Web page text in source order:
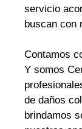
servicio
buscan con
Contamos
Y somos
de daños
brindamos